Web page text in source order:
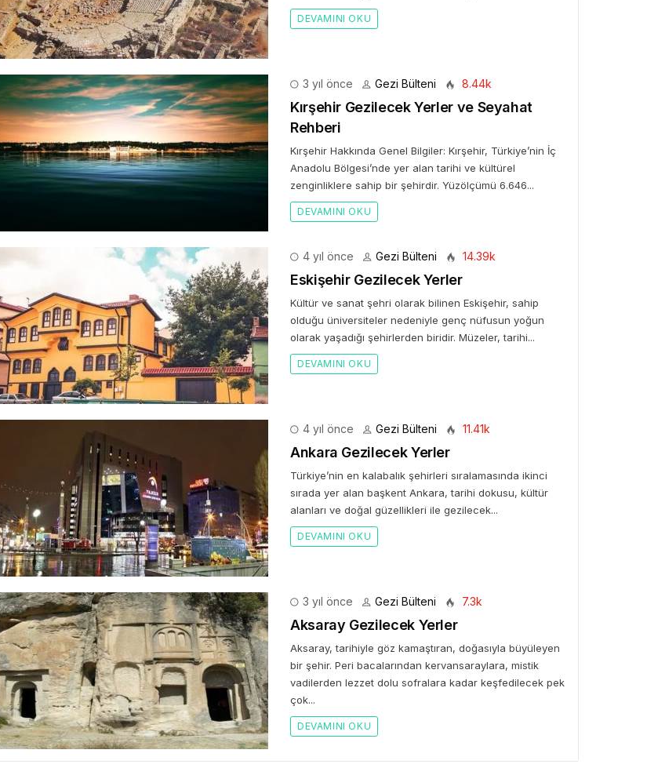
DEVAMINI OKU
3 yıl önce Gezi Bülteni 8.44k
Kırşehir Gezilecek Yerler ve Seyahat
Rehberi
Kırşehir Hakkında Genel Bilgiler: Kırşehir, Türkiye’nin İç
Anadolu Bölgesi’nde yer alan tarihi ve kültürel
zenginliklere sahip bir şehirdir. Yüzölçümü 6.646...
DEVAMINI OKU
4 yıl önce Gezi Bülteni 14.39k
Eskişehir Gezilecek Yerler
Kültür ve sanat şehri olarak bilinen Eskişehir, sahip
olduğu üniversiteler nedeniyle genç nüfusun yoğun
olarak yaşadığı şehirlerden biridir. Müzeler, tarihi...
DEVAMINI OKU
4 yıl önce Gezi Bülteni 11.41k
Ankara Gezilecek Yerler
Türkiye’nin en kalabalık şehirleri sıralamasında ikinci
sırada yer alan başkent Ankara, tarihi dokusu, kültür
alanları ve doğal güzellikleri ile gezilecek...
DEVAMINI OKU
3 yıl önce Gezi Bülteni 7.3k
Aksaray Gezilecek Yerler
Aksaray, tarihiyle göz kamaştıran, doğasıyla büyüleyen
bir şehir. Peri bacalarından kervansaraylara, mistik
vadilerden lezzet dolu sofralara kadar keşfedilecek pek
çok...
DEVAMINI OKU
BÜLTENI
Bülteni 1 ay önce 8.95k
Yolculukta Yeni
GEZI BÜLTENI
Gezi Bülteni 1 ay önce 3.45k
Emirates ile Yazın En Lüks
Kaçamağı